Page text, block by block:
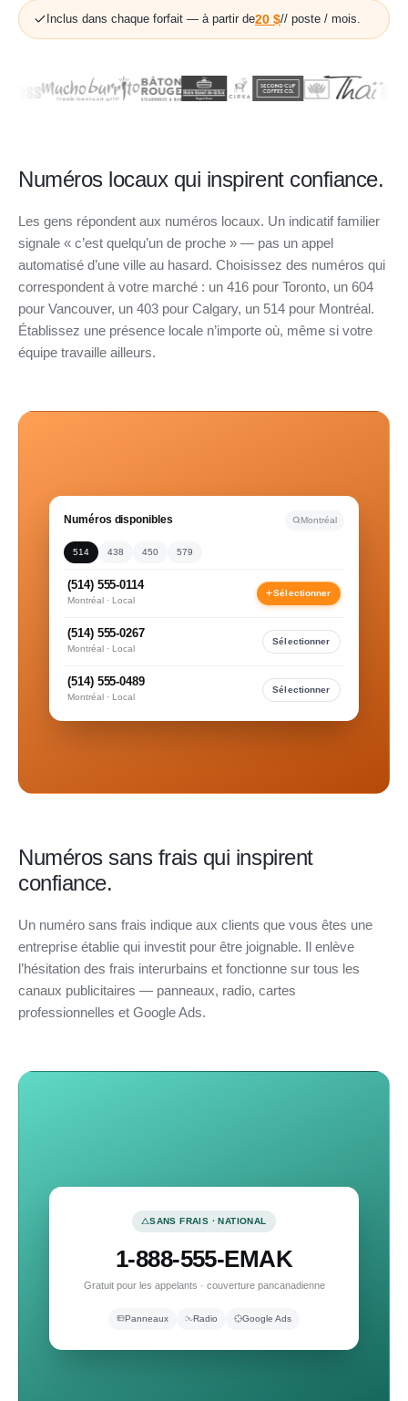
Inclus dans chaque forfait — à partir de20 $// poste / mois.
Numéros locaux qui inspirent confiance.
Les gens répondent aux numéros locaux. Un indicatif familier
signale « c’est quelqu’un de proche » — pas un appel
automatisé d’une ville au hasard. Choisissez des numéros qui
correspondent à votre marché : un 416 pour Toronto, un 604
pour Vancouver, un 403 pour Calgary, un 514 pour Montréal.
Établissez une présence locale n’importe où, même si votre
équipe travaille ailleurs.
Numéros disponibles Montréal
514 438 450 579
(514) 555-0114
Montréal · Local
Sélectionner
(514) 555-0267
Montréal · Local
Sélectionner
(514) 555-0489
Montréal · Local
Sélectionner
Numéros sans frais qui inspirent
confiance.
Un numéro sans frais indique aux clients que vous êtes une
entreprise établie qui investit pour être joignable. Il enlève
l’hésitation des frais interurbains et fonctionne sur tous les
canaux publicitaires — panneaux, radio, cartes
professionnelles et Google Ads.
SANS FRAIS · NATIONAL
1-888-555-EMAK
Gratuit pour les appelants · couverture pancanadienne
Panneaux Radio Google Ads